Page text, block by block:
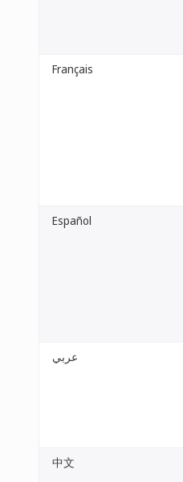
Français
Español
عربي
中文